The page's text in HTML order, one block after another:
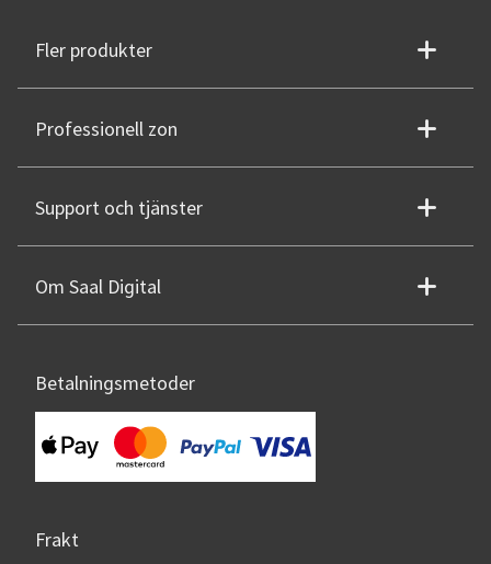
Fler produkter
Professionell zon
Support och tjänster
Om Saal Digital
Betalningsmetoder
Frakt